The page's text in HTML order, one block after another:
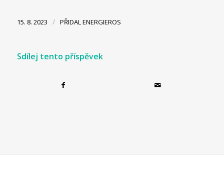
15. 8. 2023 / PŘIDALENERGIEROS
Sdílej tento příspěvek